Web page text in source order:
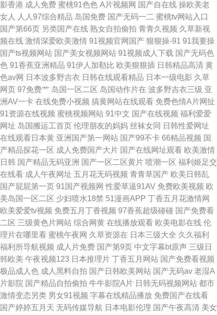
影香港 成人免费 蜜桃91色色 A片视频网 国产自在线 操欧美老
女人
人人97综合精品 岛国免费 国产无码一二 蜜桃tv网站入口
国产第66页 另类国产在线 熟女自拍偷拍 青青久视频 久草新视
频在线 激情深爱欧美激情 91视频官网国产 狠狠操-91 91我要操
国产ts视频网站 国产美女视频网站 91视频成人下载 国产无码色
色 91香蕉亚洲精品 91伊人加勒比 欧美狠狠插 日韩精品高清 黄
色av网 日本波多野吉衣 日韩在线观看精品 日本一级电影 久草
网页 97免费艹 岛国一区二区 岛国动作片在 波多野吉衣三级 亚
洲AV一卡 在线免费小视频 搞黄网站在线观看 免费色情A片网扯
91资源在线视频 蜜桃视频网站 91中文 国产在线视频 福利爱爱
网址 岛国搬运工首页 伦理朋友的妈妈 丝袜女同 日韩性爱网址
在线观看日本黄 亚洲国产第一网站 国产99不卡 66精品视频 国
产精品探花一区 成人免费国产大片 国产在线网址观看 欧美激情
日韩 国产精品无码亚洲 国产一区二区黄片 喷潮一区 福利姬足交
在线看 成人午夜网址 五月花无码视频 青青草国产 欧美日韩乱
国产屁屁第一页 91国产视频网 性爱草逼91AV 免费欧美视频 欧
美岛国一区二区 少妇喷水18禁 51漫画APP 丁香五月花激情网
欧美爱爱tv视频 免费五月丁香视频 97香蕉超级碰碰 国产免费看
二区 三级黄色片网站 综合网黄 在线播放观看 欧美电影在线 伦
理片在哪里看 蜜桃午夜网 久草资源在 日本三级大全 久久福利
福利所导航视频 成人片免费 国产第9页 中文字幕bt原声 三级日
韩欧美 午夜视频123 日本推理片 丁香五月网站 国产免费看视频
极品成人色 成人黑料自拍 国产日韩欧美网站 国产无码av 老湿A
片影院 国产精品自拍偷拍 牛牛影院A片 日韩无码视频网站 都市
激情变态另类 男女91视频 字幕在线精品播放 免费国产在线看
国产婷婷五月天 无码传媒导航 日本电影伦理 国产午夜高清 美女